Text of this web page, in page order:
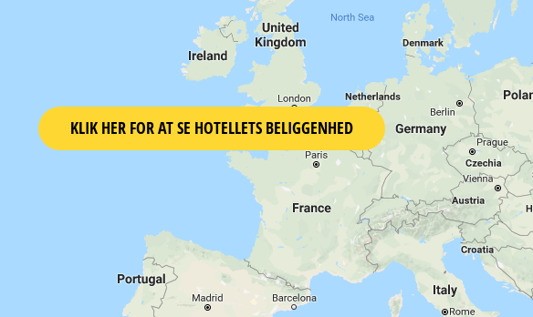
KLIK HER FOR AT SE HOTELLETS BELIGGENHED